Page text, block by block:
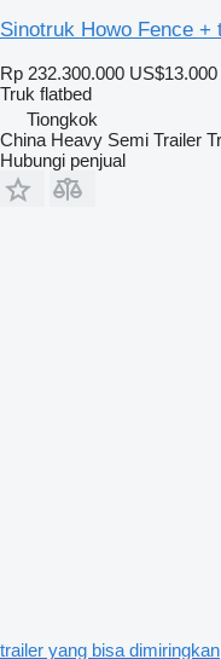
Sinotruk Howo Fence +
Rp 232.300.000 US$13.000
Truk flatbed
Tiongkok
China Heavy Semi Trailer
Hubungi penjual
trailer yang bisa dimiringkan